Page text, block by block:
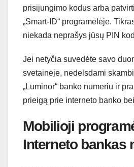
prisijungimo kodus arba
„Smart-ID“ programėlėje.
niekada neprašys jūsų PIN
Jei netyčia suvedėte savo
svetainėje, nedelsdami
„Luminor“ banko numeriu ir
prieigą prie interneto banko
Mobilioji
Interneto bankas